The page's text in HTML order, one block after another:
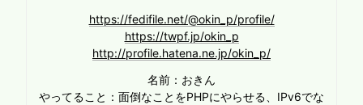
https://fedifile.net/@okin_p/profile/
https://twpf.jp/okin_p
http://profile.hatena.ne.jp/okin_p/
名前：おきん
やってること：面倒なことをPHPにやらせる、IPv6でな